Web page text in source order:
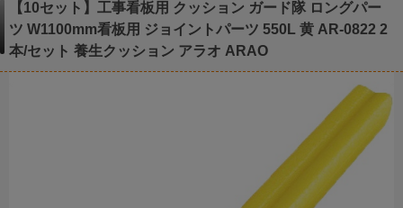
【10セット】工事看板用 クッション ガード隊 ロングパー
ツ W1100mm看板用 ジョイントパーツ 550L 黄 AR-0822 2
本/セット 養生クッション アラオ ARAO